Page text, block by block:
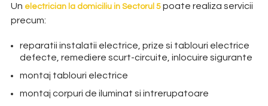
Un electrician la domiciliu in Sectorul 5poate realiza servicii
precum:
reparatii instalatii electrice, prize si tablouri electrice
defecte, remediere scurt-circuite, inlocuire sigurante
montaj tablouri electrice
montaj corpuri de iluminat si intrerupatoare